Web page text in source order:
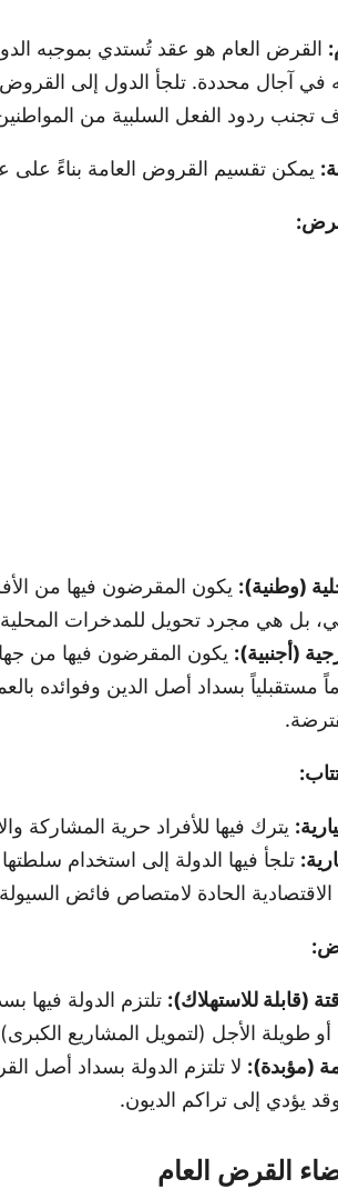
القرض العام هو عقد تُستدي بموجبه
في آجال محددة. تلجأ الدول إلى
تجنب ردود الفعل السلبية من
يمكن تقسيم القروض العامة بناءً على
(وطنية): يكون المقرضون فيها من
بل هي مجرد تحويل للمدخرات
(أجنبية): يكون المقرضون فيها من
مستقبلياً بسداد أصل الدين وفوائده
يترك فيها للأفراد حرية المشاركة
تلجأ فيها الدولة إلى استخدام
الاقتصادية الحادة لامتصاص فائض السيولة
(قابلة للاستهلاك): تلتزم الدولة فيها
طويلة الأجل (لتمويل المشاريع
(مؤبدة): لا تلتزم الدولة بسداد أصل
وقد يؤدي إلى تراكم الديون.
القرض العام